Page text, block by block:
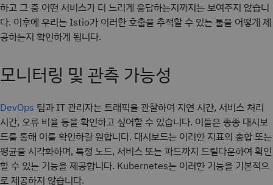
하고 그 중 어떤 서비스가 더 느리게 응답하는지까지는 보여주지 않습니
다. 이후에 우리는 Istio가 이러한 호출을 추적할 수 있는 툴을 어떻게 제
공하는지 확인하게 됩니다.
모니터링 및 관측 가능성
DevOps 팀과 IT 관리자는 트래픽을 관찰하여 지연 시간, 서비스 처리
시간, 오류 비율 등을 확인하고 싶어할 수 있습니다. 이들은 종종 대시보
드를 통해 이를 확인하길 원합니다. 대시보드는 이러한 지표의 총합 또는
평균을 시각화하며, 특정 노드, 서비스 또는 파드까지 드릴다운하여 확인
할 수 있는 기능을 제공합니다. Kubernetes는 이러한 기능을 기본적으
로 제공하지 않습니다.